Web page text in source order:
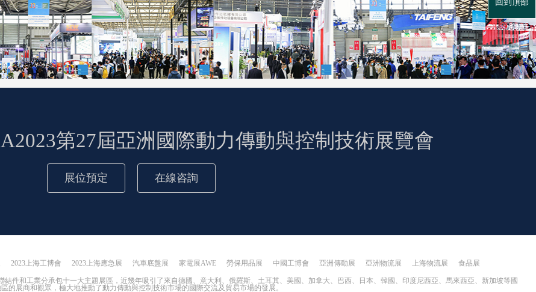
回到頂部
第27屆亞洲國際動力傳動與控制技術展覽會
展位預定 在線咨詢
2023上海工博會 2023上海應急展 汽車底盤展 家電展AWE 勞保用品展 中國工博會 亞洲傳動展 亞洲物流展 上海物流展 食品展
件和工業分承包十一大主題展區，近幾年吸引了來自德國、意大利、俄羅斯、土耳其、美國、加拿大、巴西、日本、韓國、印度尼西亞、馬來西亞、新加坡等國
的展商和觀眾，極大地推動了動力傳動與控制技術市場的國際交流及貿易市場的發展。